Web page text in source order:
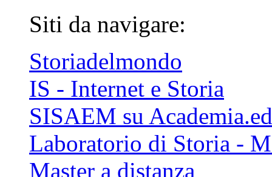
Siti da navigare:
Storiadelmondo
IS - Internet e Storia
SISAEM su
Laboratorio di Storia -
Master a distanza